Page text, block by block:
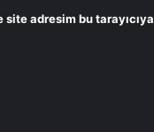
adresim bu tarayıcıya